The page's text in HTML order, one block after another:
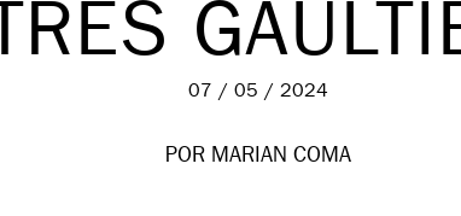
TRÈS
07 / 05 / 2024
POR MARIAN COMA